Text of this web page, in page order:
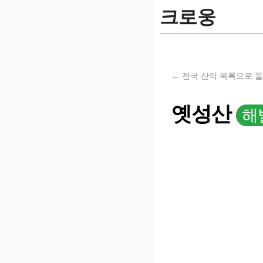
크로웅
← 전국 산악 목록으로
옛성산 해